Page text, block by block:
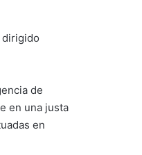
dirigido
de
en una justa
en